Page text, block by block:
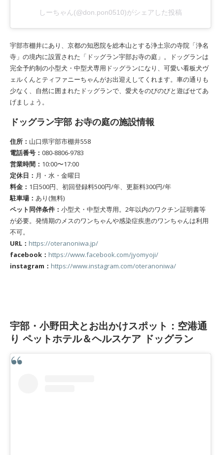
しーちゃん(@don.pon0510)がシェアした投稿
宇部市棚井にあり、京都の知恩院を総本山とする浄土宗の寺院「浄名
寺」の境内に設置された「ドッグラン宇部お寺の庭」。ドッグランは
完全予約制の小型犬・中型犬専用ドッグランになり、可愛い看板犬ヴ
ェルくんとティファニーちゃんがお出迎えしてくれます。車の通りも
少なく、自然に囲まれたドッグランで、愛犬をのびのびと遊ばせてあ
げましょう。
ドッグラン宇部 お寺の庭の施設情報
住所： 山口県宇部市棚井558
電話番号： 080-8806-9783
営業時間： 10:00〜17:00
定休日： 月・水・金曜日
料金： 1日500円、初回登録料500円/年、更新料300円/年
駐車場： あり(無料)
ペット同伴条件： 小型犬・中型犬専用。2年以内のワクチン証明書等
が必要。発情期のメスのワンちゃんや感染症疾患のワンちゃんは利用
不可。
URL： https://oteranoniwa.jp/
facebook： https://www.facebook.com/jyomyoji/
instagram： https://www.instagram.com/oteranoniwa/
宇部・小野田犬とお出かけスポット：空港通
り ペットホテル＆ヘルスケア ドッグラン